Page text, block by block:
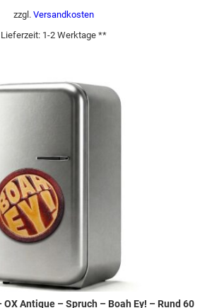
zzgl. Versandkosten
Lieferzeit: 1-2 Werktage **
Antique – Spruch – Boah Ey! – Rund 60